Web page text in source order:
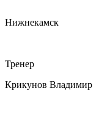
Нижнекамск
Тренер
Крикунов Владимир